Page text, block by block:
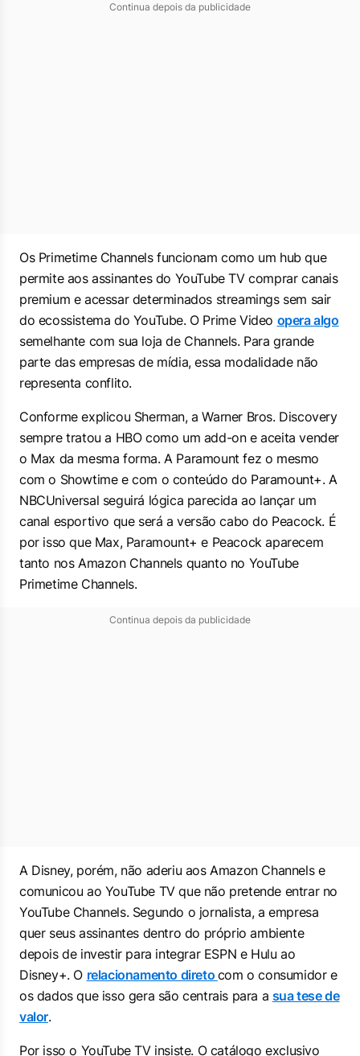
Continua depois da publicidade
Os Primetime Channels funcionam como um hub que
permite aos assinantes do YouTube TV comprar canais
premium e acessar determinados streamings sem sair
do ecossistema do YouTube. O Prime Video opera algo
semelhante com sua loja de Channels. Para grande
parte das empresas de mídia, essa modalidade não
representa conflito.
Conforme explicou Sherman, a Warner Bros. Discovery
sempre tratou a HBO como um add-on e aceita vender
o Max da mesma forma. A Paramount fez o mesmo
com o Showtime e com o conteúdo do Paramount+. A
NBCUniversal seguirá lógica parecida ao lançar um
canal esportivo que será a versão cabo do Peacock. É
por isso que Max, Paramount+ e Peacock aparecem
tanto nos Amazon Channels quanto no YouTube
Primetime Channels.
Continua depois da publicidade
A Disney, porém, não aderiu aos Amazon Channels e
comunicou ao YouTube TV que não pretende entrar no
YouTube Channels. Segundo o jornalista, a empresa
quer seus assinantes dentro do próprio ambiente
depois de investir para integrar ESPN e Hulu ao
Disney+. O relacionamento direto com o consumidor e
os dados que isso gera são centrais para a sua tese de
valor.
Por isso o YouTube TV insiste. O catálogo exclusivo